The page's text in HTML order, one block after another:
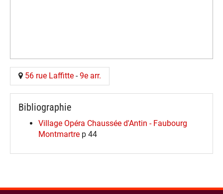
56 rue Laffitte -9e arr.
Bibliographie
Village Opéra Chaussée d'Antin - Faubourg
Montmartre p 44